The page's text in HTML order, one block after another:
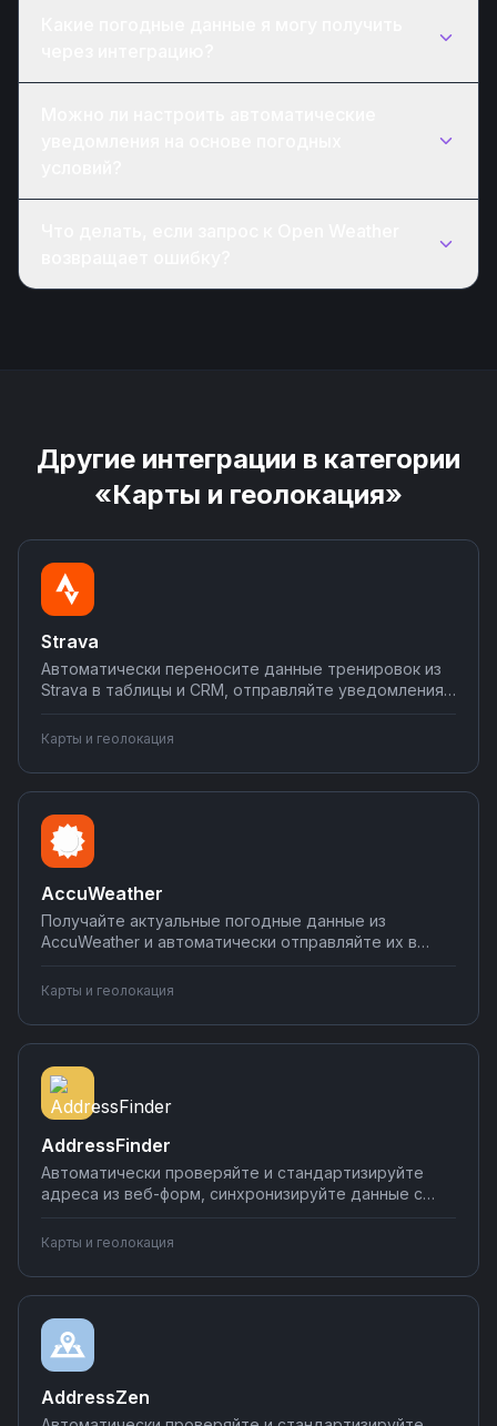
Другие интеграции в категории
«Карты и геолокация»
Strava
Автоматически переносите данные тренировок из
Strava в таблицы и CRM, отправляйте уведомления
активность с календарем. Создавайте интеграции
без кода на Nodul — настройте сценарии за
несколько минут.
Карты и геолокация
AccuWeather
Получайте актуальные погодные данные из
AccuWeather и автоматически отправляйте их в
погодные триггеры для бизнес-процессов,
формируйте отчёты и уведомления. Настройка
интеграций через визуальный конструктор Nodul.
Карты и геолокация
AddressFinder
Автоматически проверяйте и стандартизируйте
адреса из веб-форм, синхронизируйте данные с
корректными адресами. Настройте валидацию
адресов без программирования и сократите
количество ошибок в базах данных.
Карты и геолокация
AddressZen